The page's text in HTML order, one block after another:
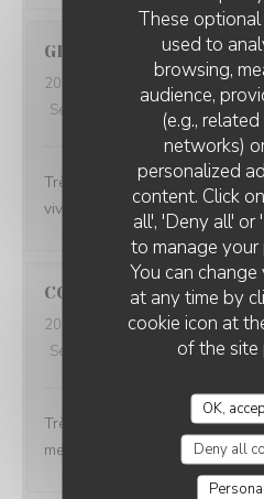
These optional
used to
browsing,
audience,
(e.g.,
networks)
personalized
content. Click
all', 'Deny all' or
to manage your
You can
at any time by
cookie icon at
of the site
OK,
Deny all
GILLES
2026-07-17
- 19:45 - Guests 2
Service
Ambiance 5 /5
Très bon accueil Excellente
vivement 😀
CORINNE L
2026-07-08
- 12:30 - Guests 2
Service
Ambiance :5/5
Très beau cadre avec une
mets délicieux !
PLEIN